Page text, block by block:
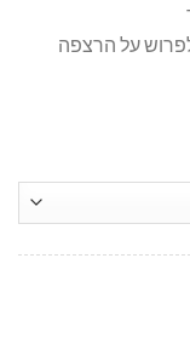
על הרצפה